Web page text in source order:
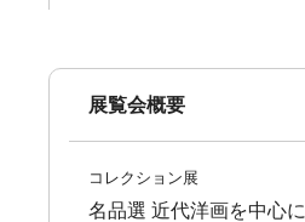
展覧会概要
コレクション展
名品選 近代洋画を中心に